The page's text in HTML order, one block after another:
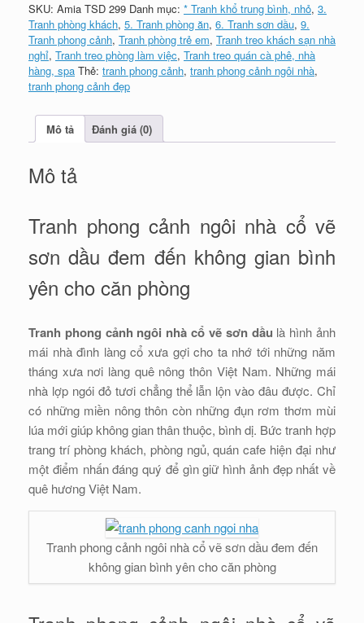
SKU: Amia TSD 299 Danh mục: * Tranh khổ trung bình, nhỏ, 3.
Tranh phòng khách, 5. Tranh phòng ăn, 6. Tranh sơn dầu, 9.
Tranh phong cảnh, Tranh phòng trẻ em, Tranh treo khách sạn nhà
nghỉ, Tranh treo phòng làm việc, Tranh treo quán cà phê, nhà
hàng, spa Thẻ: tranh phong cảnh, tranh phong cảnh ngôi nhà,
tranh phong cảnh đẹp
Mô tả Đánh giá (0)
Mô tả
Tranh phong cảnh ngôi nhà cổ vẽ
sơn dầu đem đến không gian bình
yên cho căn phòng
Tranh phong cảnh ngôi nhà cổ vẽ sơn dầu là hình ảnh
mái nhà đình làng cổ xưa gợi cho ta nhớ tới những năm
tháng xưa nơi làng quê nông thôn Việt Nam. Những mái
nhà lợp ngói đỏ tươi chẳng thể lẫn lộn vào đâu được. Chỉ
có những miền nông thôn còn những đụn rơm thơm mùi
lúa mới giúp không gian thân thuộc, bình dị. Bức tranh hợp
trang trí phòng khách, phòng ngủ, quán cafe hiện đại như
một điểm nhấn đáng quý để gìn giữ hình ảnh đẹp nhất về
quê hương Việt Nam.
Tranh phong cảnh ngôi nhà cổ vẽ sơn dầu đem đến
không gian bình yên cho căn phòng